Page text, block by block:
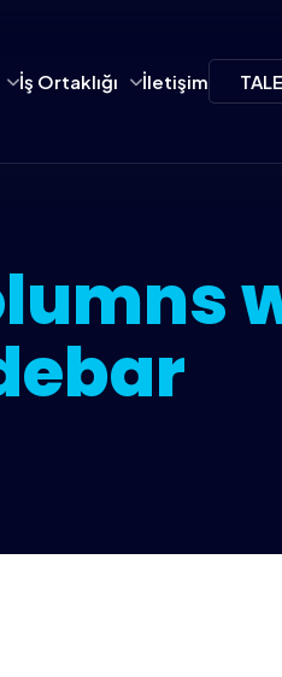
İş Ortaklığı İletişim